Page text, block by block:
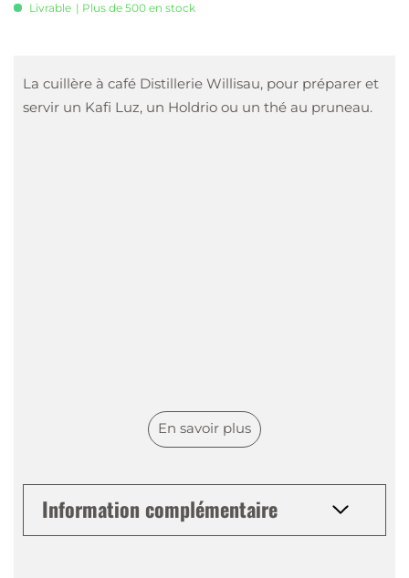
Livrable | Plus de 500 en stock
La cuillère à café Distillerie Willisau, pour préparer et
servir un Kafi Luz, un Holdrio ou un thé au pruneau.
En savoir plus
Information complémentaire